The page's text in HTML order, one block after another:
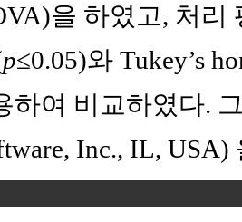
을 하였고, 처리
p≤0.05)와 Tukey’s
하여 비교하였다.
Inc., IL,